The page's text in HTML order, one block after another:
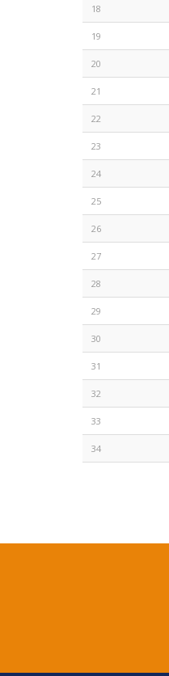
18
19
20
21
22
23
24
25
26
27
28
29
30
31
32
33
34